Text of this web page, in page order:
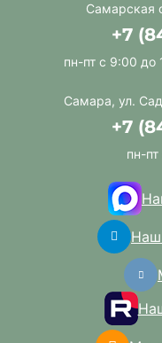
Самарская
+7
пн-пт с 9:00 до
Самара, ул.
+7
пн-
Наш